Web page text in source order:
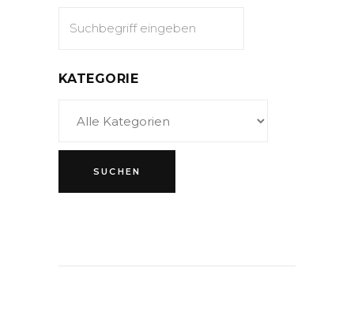
KATEGORIE